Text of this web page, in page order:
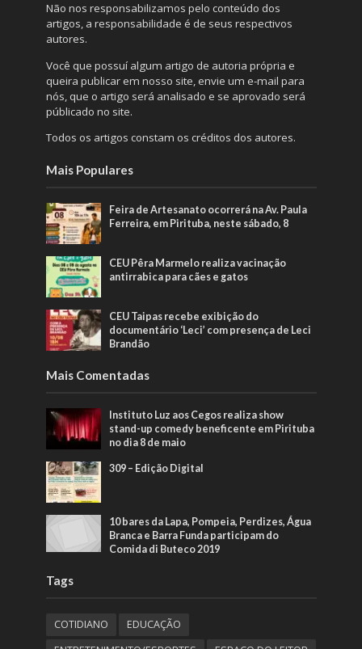
Não nos responsabilizamos pelo conteúdo dos
artigos, a responsabilidade é de seus respectivos
autores.
Você que possuí algum artigo de autoria própria e
queira publicar em nosso site, envie um e-mail para
nós, que o artigo será analisado e se aprovado será
públicado no site.
Todos os artigos constam os créditos dos autores.
Mais Populares
Feira de Artesanato ocorrerá na Av. Paula
Ferreira, em Pirituba, neste sábado, 8
CEU Pêra Marmelo realiza vacinação
antirrabica para cães e gatos
CEU Taipas recebe exibição do
documentário ‘Leci’ com presença de Leci
Brandão
Mais Comentadas
Instituto Luz aos Cegos realiza show
stand-up comedy beneficente em Pirituba
no dia 8 de maio
309 – Edição Digital
10 bares da Lapa, Pompeia, Perdizes, Água
Branca e Barra Funda participam do
Comida di Buteco 2019
Tags
COTIDIANO
EDUCAÇÃO